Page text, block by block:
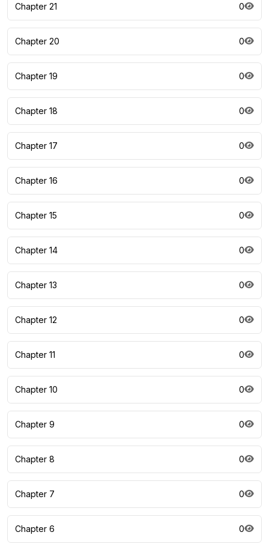
Chapter 21 0
Chapter 20 0
Chapter 19 0
Chapter 18 0
Chapter 17 0
Chapter 16 0
Chapter 15 0
Chapter 14 0
Chapter 13 0
Chapter 12 0
Chapter 11 0
Chapter 10 0
Chapter 9 0
Chapter 8 0
Chapter 7 0
Chapter 6 0